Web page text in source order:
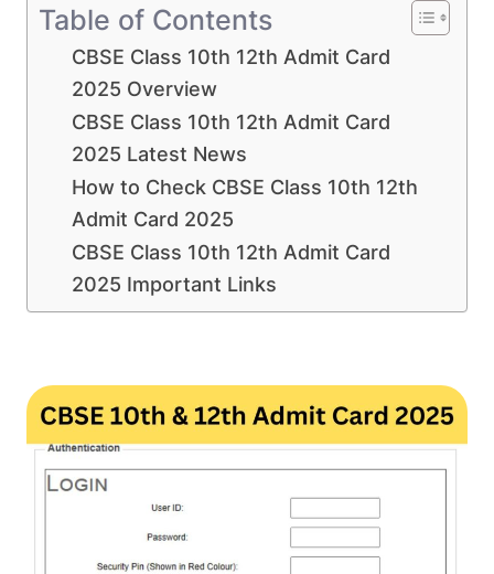
Table of Contents
CBSE Class 10th 12th Admit Card
2025 Overview
CBSE Class 10th 12th Admit Card
2025 Latest News
How to Check CBSE Class 10th 12th
Admit Card 2025
CBSE Class 10th 12th Admit Card
2025 Important Links